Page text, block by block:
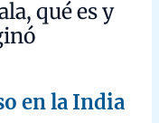
incienso son palos de
de carbón o aserrín
un adhesivo hecho
árboles), y perfume.
de ingredientes